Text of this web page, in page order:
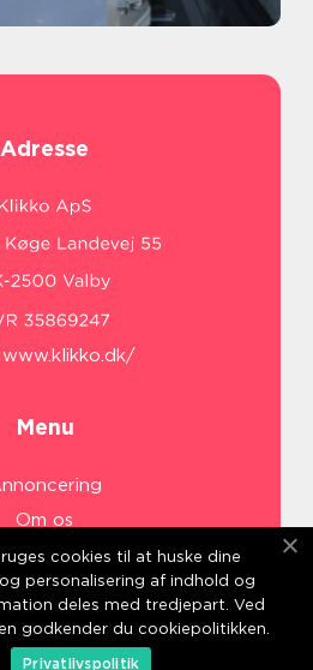
Adresse
www.klikko.dk/
Menu
Om os
Cookies
Kontakt os
Sitemap
cookies til at huske dine
personalisering af indhold og
deles med tredjepart. Ved
godkender du cookiepolitikken.
Privatlivspolitik